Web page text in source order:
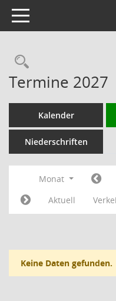
Toggle navigation
Termine 2027
Kalender
Niederschriften
Monat
Aktuell
Keine Daten gefunden.